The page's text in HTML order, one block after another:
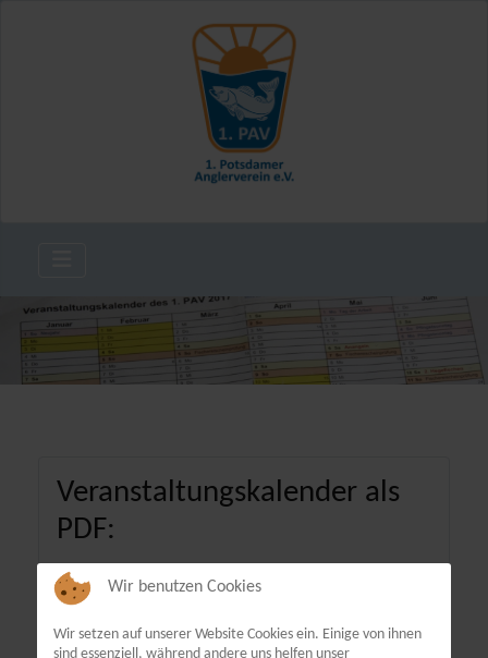
Veranstaltungskalender als
PDF:
Wir benutzen Cookies
Wir setzen auf unserer Website Cookies ein. Einige von ihnen
sind essenziell, während andere uns helfen unser